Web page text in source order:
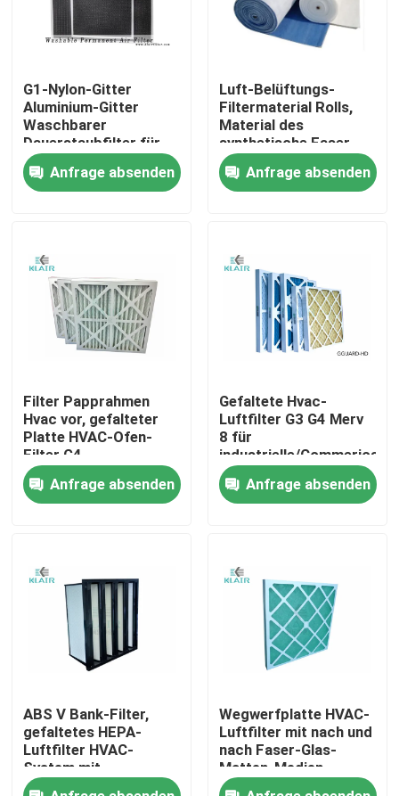
Haus
Produkte
Über uns
Fabrik-Ausflug
Qualitätskontrolle
Fordern Sie ein Zitat
Taschenluftfilter
Hvac-Luftfilter
hepa Luftfilter
G1-Nylon-Gitter
Aluminium-Gitter
Waschbarer
Dauerstaubfilter für
Frischluft-Eingang
Anfrage absenden
Luft-Belüftungs-
Filtermaterial Rolls,
Material des
synthetische Faser-
Luftfilter-G2 G3 G4
Anfrage absenden
Filter Papprahmen
Hvac vor, gefalteter
Platte HVAC-Ofen-
Filter G4
Anfrage absenden
Gefaltete Hvac-
Luftfilter G3 G4 Merv
8 für
industrielle/Commerical-
Anwendung
Anfrage absenden
ABS V Bank-Filter,
gefaltetes HEPA-
Luftfilter HVAC-
System mit
Plastikrahmen
Wegwerfplatte HVAC-
Luftfilter mit nach und
nach Faser-Glas-
Matten-Medien